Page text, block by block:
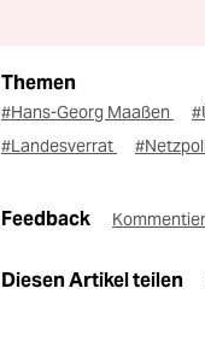
Themen
#Hans-Georg Maaßen
#Landesverrat
Feedback
Diesen Artikel teilen